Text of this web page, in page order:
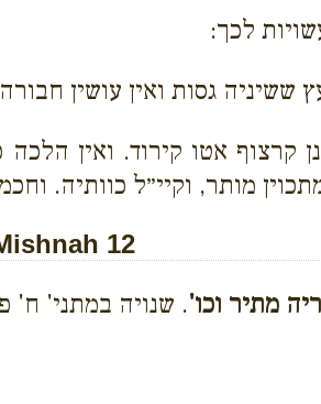
לכך:
ששיניה גסות ואין עושין
קרצוף אטו קירוד. ואין
מותר, וקיי״ל כוותיה.
12
מתיר וכו'. שנויה במתני' ח'